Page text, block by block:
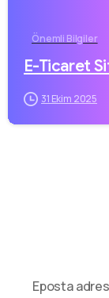
Önemli Bilgiler
E-Ticaret
31 Ekim 2025
Eposta